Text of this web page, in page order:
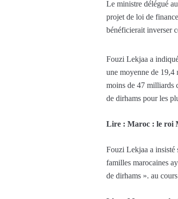
Le ministre délégué
projet de loi de
bénéficierait inverser
Fouzi Lekjaa a
une moyenne de 19,4
moins de 47 milliards
de dirhams pour les
Lire : Maroc : le roi
Fouzi Lekjaa a insisté
familles marocaines
de dirhams ». au